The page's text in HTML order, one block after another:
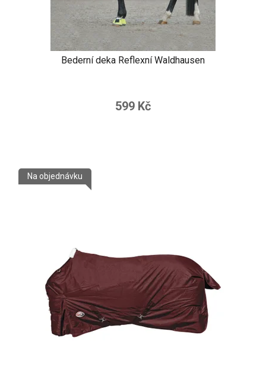
Bederní deka Reflexní Waldhausen
599 Kč
Na objednávku